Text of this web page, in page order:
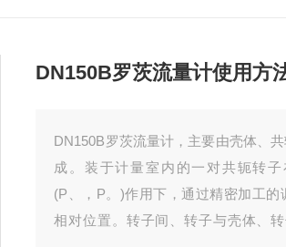
DN150B罗茨流量计使用方
DN150B罗茨流量计，主要由壳体、
成。装于计量室内的一对共轭转
(P、，P。)作用下，通过精密加工的
相对位置。转子间、转子与壳体、